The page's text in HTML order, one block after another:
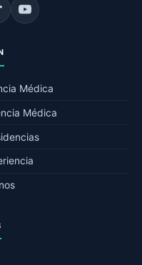
Médica
Médica